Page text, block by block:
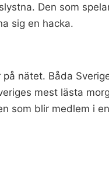
Den som
sig en hacka.
nätet. Båda
mest lästa
som blir medlem i